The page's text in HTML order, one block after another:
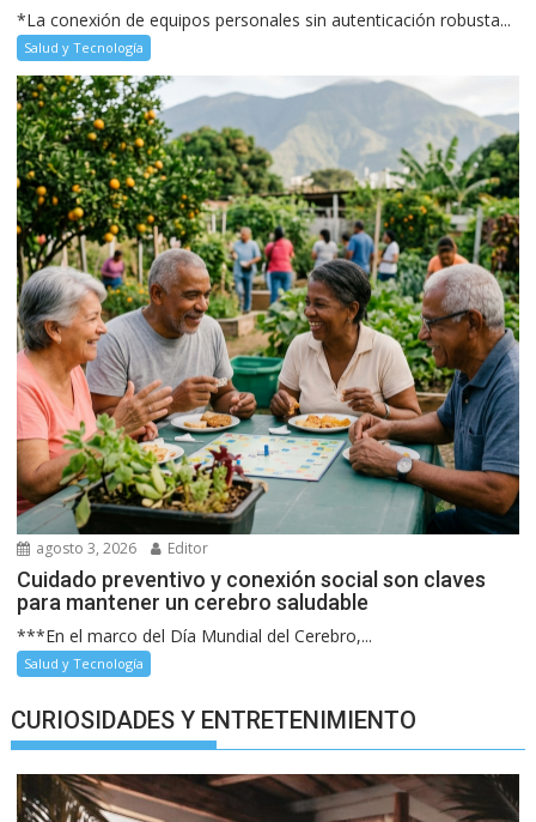
*La conexión de equipos personales sin autenticación robusta...
Salud y Tecnología
agosto 3, 2026 Editor
Cuidado preventivo y conexión social son claves
para mantener un cerebro saludable
***En el marco del Día Mundial del Cerebro,...
Salud y Tecnología
CURIOSIDADES Y ENTRETENIMIENTO